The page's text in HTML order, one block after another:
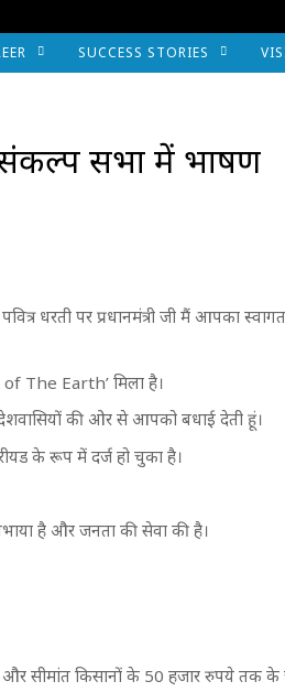
SUCCESS STORIES
संकल्प सभा में भाषण
धरती पर प्रधानमंत्री जी मैं आपका
of The Earth’ मिला है।
की ओर से आपको बधाई देती हूं।
के रूप में दर्ज हो चुका है।
है और जनता की सेवा की है।
और सीमांत किसानों के 50 हजार रुपये तक